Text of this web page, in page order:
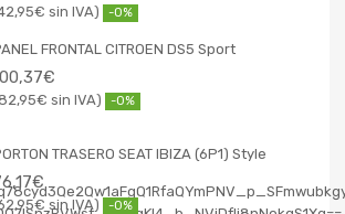
€ -0%
FRONTAL CITROEN DS5 Sport
€
82,95€ -0%
TRASERO SEAT IBIZA (6P1) Style
€
€ -0%